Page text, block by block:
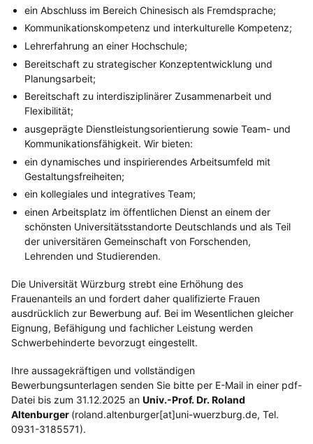
ein Abschluss im Bereich Chinesisch als Fremdsprache;
Kommunikationskompetenz und interkulturelle Kompetenz;
Lehrerfahrung an einer Hochschule;
Bereitschaft zu strategischer Konzeptentwicklung und
Planungsarbeit;
Bereitschaft zu interdisziplinärer Zusammenarbeit und
Flexibilität;
ausgeprägte Dienstleistungsorientierung sowie Team- und
Kommunikationsfähigkeit. Wir bieten:
ein dynamisches und inspirierendes Arbeitsumfeld mit
Gestaltungsfreiheiten;
ein kollegiales und integratives Team;
einen Arbeitsplatz im öffentlichen Dienst an einem der
schönsten Universitätsstandorte Deutschlands und als Teil
der universitären Gemeinschaft von Forschenden,
Lehrenden und Studierenden.
Die Universität Würzburg strebt eine Erhöhung des
Frauenanteils an und fordert daher qualifizierte Frauen
ausdrücklich zur Bewerbung auf. Bei im Wesentlichen gleicher
Eignung, Befähigung und fachlicher Leistung werden
Schwerbehinderte bevorzugt eingestellt.
Ihre aussagekräftigen und vollständigen
Bewerbungsunterlagen senden Sie bitte per E-Mail in einer pdf-
Datei bis zum 31.12.2025 an Univ.-Prof. Dr. Roland
Altenburger (roland.altenburger[at]uni-wuerzburg.de, Tel.
0931-3185571).